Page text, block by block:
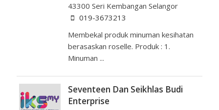
43300 Seri Kembangan Selangor
019-3673213
Membekal produk minuman kesihatan
berasaskan roselle. Produk : 1.
Minuman ...
Seventeen Dan Seikhlas Budi
Enterprise